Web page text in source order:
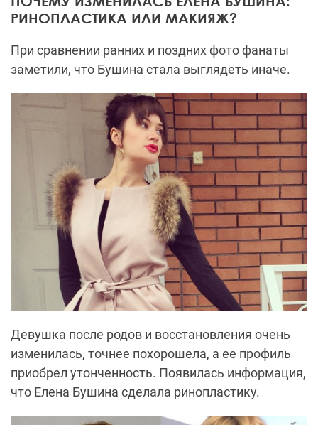
РИНОПЛАСТИКА ИЛИ МАКИЯЖ?
При сравнении ранних и поздних фото фанаты
заметили, что Бушина стала выглядеть иначе.
Девушка после родов и восстановления очень
изменилась, точнее похорошела, а ее профиль
приобрел утонченность. Появилась информация,
что Елена Бушина сделала ринопластику.